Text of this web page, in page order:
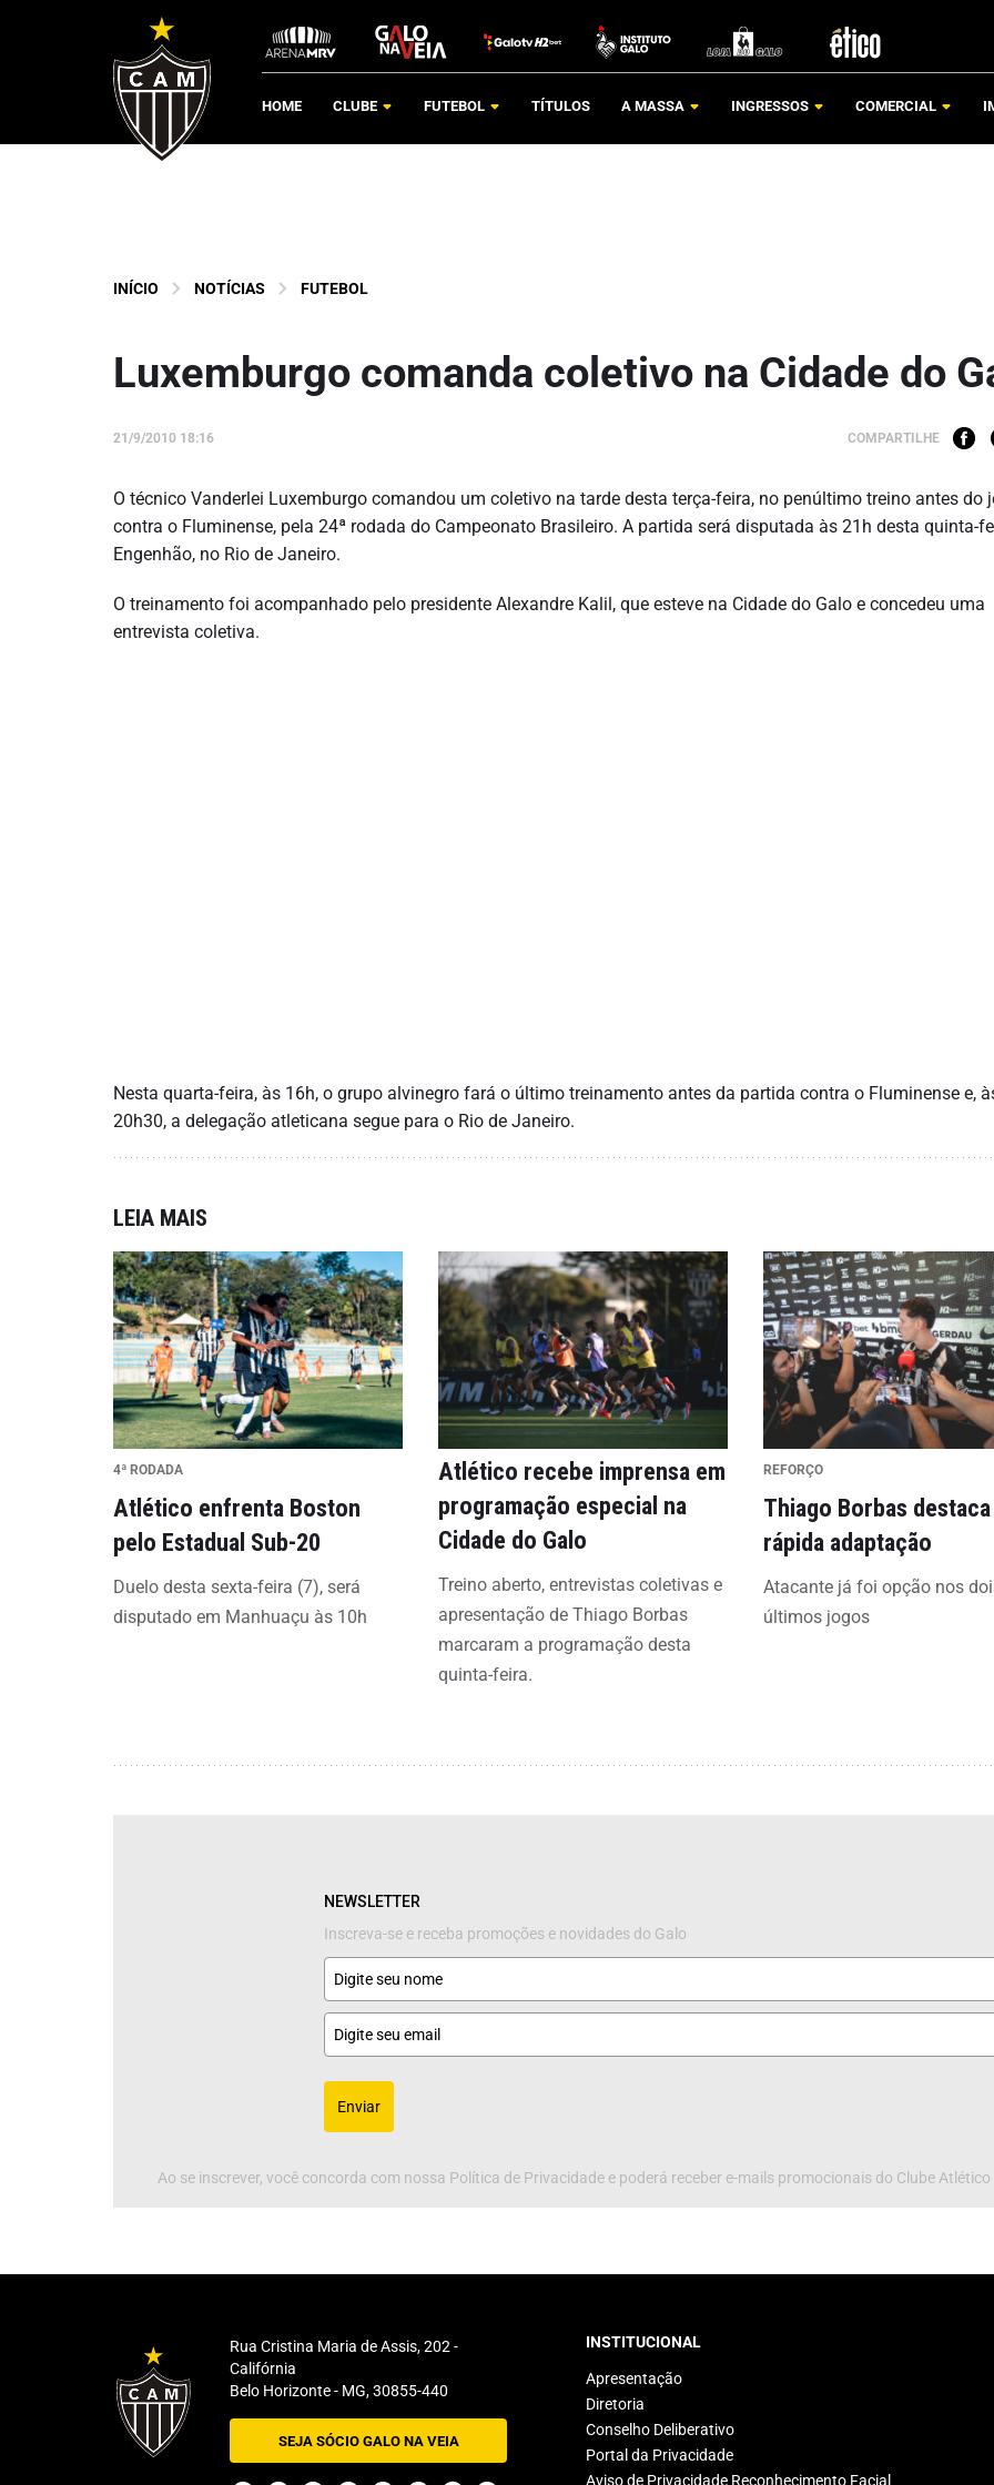
HOME CLUBE FUTEBOL TÍTULOS A MASSA INGRESSOS COMERCIAL
INÍCIO NOTÍCIAS FUTEBOL
Luxemburgo comanda coletivo na Cidade do
21/9/2010 18:16 COMPARTILHE
O técnico Vanderlei Luxemburgo comandou um coletivo na tarde desta terça-feira, no penúltimo treino antes do
contra o Fluminense, pela 24ª rodada do Campeonato Brasileiro. A partida será disputada às 21h desta quinta-
Engenhão, no Rio de Janeiro.
O treinamento foi acompanhado pelo presidente Alexandre Kalil, que esteve na Cidade do Galo e concedeu uma
entrevista coletiva.
Nesta quarta-feira, às 16h, o grupo alvinegro fará o último treinamento antes da partida contra o Fluminense e,
20h30, a delegação atleticana segue para o Rio de Janeiro.
LEIA MAIS
4ª RODADA
Atlético enfrenta Boston
pelo Estadual Sub-20
Duelo desta sexta-feira (7), será
disputado em Manhuaçu às 10h
Atlético recebe imprensa em
programação especial na
Cidade do Galo
Treino aberto, entrevistas coletivas e
apresentação de Thiago Borbas
marcaram a programação desta
quinta-feira.
REFORÇO
Thiago Borbas destaca
rápida adaptação
Atacante já foi opção nos
últimos jogos
NEWSLETTER
Inscreva-se e receba promoções e novidades do Galo
Enviar
Ao se inscrever, você concorda com nossa Política de Privacidade e poderá receber e-mails promocionais do Clube
Rua Cristina Maria de Assis, 202 -
Califórnia
Belo Horizonte - MG, 30855-440
SEJA SÓCIO GALO NA VEIA
INSTITUCIONAL
Apresentação
Diretoria
Conselho Deliberativo
Portal da Privacidade
Aviso de Privacidade Reconhecimento Facial